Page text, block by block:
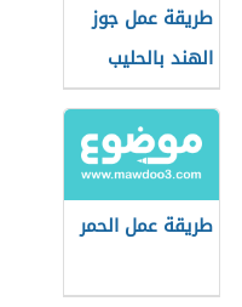
طريقة عمل جوز
الهند بالحليب
طريقة عمل الحمر